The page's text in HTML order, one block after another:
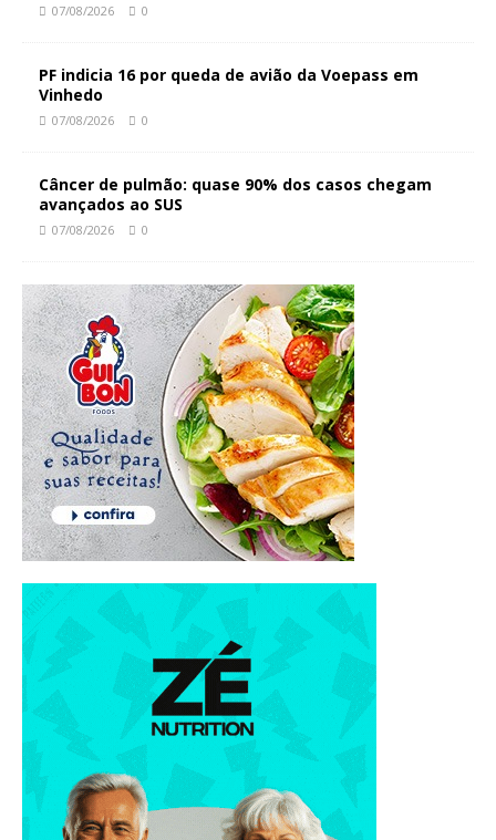
07/08/2026 0
PF indicia 16 por queda de avião da Voepass em
Vinhedo
07/08/2026 0
Câncer de pulmão: quase 90% dos casos chegam
avançados ao SUS
07/08/2026 0